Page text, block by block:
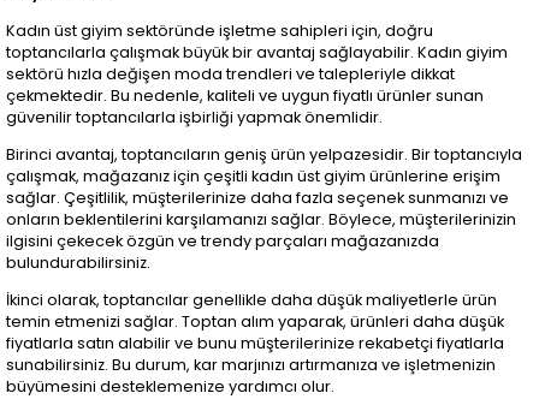
Kadın üst giyim sektöründe işletme sahipleri için, doğru
toptancılarla çalışmak büyük bir avantaj sağlayabilir. Kadın giyim
sektörü hızla değişen moda trendleri ve talepleriyle dikkat
çekmektedir. Bu nedenle, kaliteli ve uygun fiyatlı ürünler sunan
güvenilir toptancılarla işbirliği yapmak önemlidir.
Birinci avantaj, toptancıların geniş ürün yelpazesidir. Bir toptancıyla
çalışmak, mağazanız için çeşitli kadın üst giyim ürünlerine erişim
sağlar. Çeşitlilik, müşterilerinize daha fazla seçenek sunmanızı ve
onların beklentilerini karşılamanızı sağlar. Böylece, müşterilerinizin
ilgisini çekecek özgün ve trendy parçaları mağazanızda
bulundurabilirsiniz.
İkinci olarak, toptancılar genellikle daha düşük maliyetlerle ürün
temin etmenizi sağlar. Toptan alım yaparak, ürünleri daha düşük
fiyatlarla satın alabilir ve bunu müşterilerinize rekabetçi fiyatlarla
sunabilirsiniz. Bu durum, kar marjınızı artırmanıza ve işletmenizin
büyümesini desteklemenize yardımcı olur.